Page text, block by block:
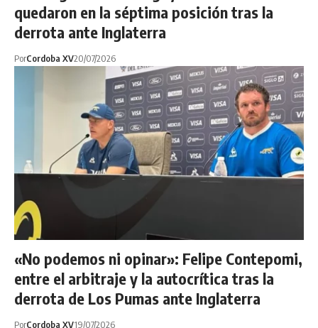
quedaron en la séptima posición tras la
derrota ante Inglaterra
PorCordoba XV20/07/2026
«No podemos ni opinar»: Felipe Contepomi,
entre el arbitraje y la autocrítica tras la
derrota de Los Pumas ante Inglaterra
PorCordoba XV19/07/2026